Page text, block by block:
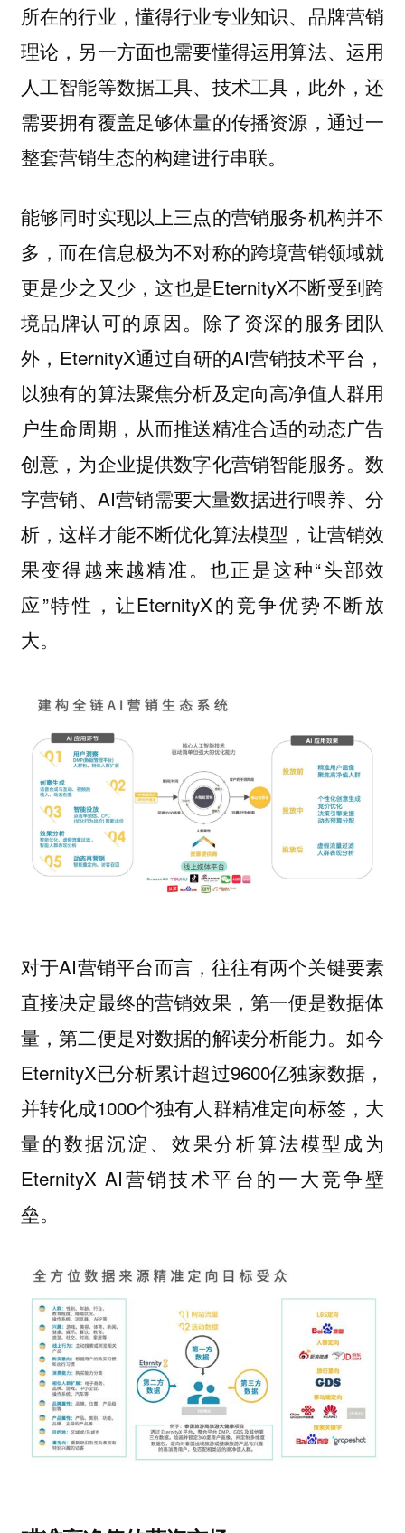
所在的行业，懂得行业专业知识、品牌营销
理论，另一方面也需要懂得运用算法、运用
人工智能等数据工具、技术工具，此外，还
需要拥有覆盖足够体量的传播资源，通过一
整套营销生态的构建进行串联。
能够同时实现以上三点的营销服务机构并不
多，而在信息极为不对称的跨境营销领域就
更是少之又少，这也是EternityX不断受到跨
境品牌认可的原因。除了资深的服务团队
外，EternityX通过自研的AI营销技术平台，
以独有的算法聚焦分析及定向高净值人群用
户生命周期，从而推送精准合适的动态广告
创意，为企业提供数字化营销智能服务。数
字营销、AI营销需要大量数据进行喂养、分
析，这样才能不断优化算法模型，让营销效
果变得越来越精准。也正是这种“头部效
应”特性，让EternityX的竞争优势不断放
大。
对于AI营销平台而言，往往有两个关键要素
直接决定最终的营销效果，第一便是数据体
量，第二便是对数据的解读分析能力。如今
EternityX已分析累计超过9600亿独家数据，
并转化成1000个独有人群精准定向标签，大
量的数据沉淀、效果分析算法模型成为
EternityX AI营销技术平台的一大竞争壁
垒。